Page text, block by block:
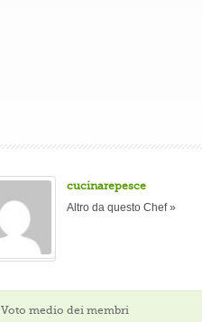
cucinarepesce
Altro da questo Chef »
Voto medio dei membri